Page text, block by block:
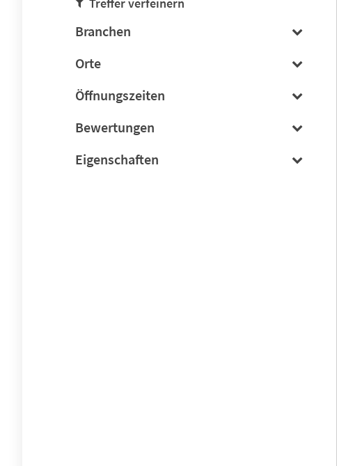
Branchen
Orte
Öffnungszeiten
Bewertungen
Eigenschaften